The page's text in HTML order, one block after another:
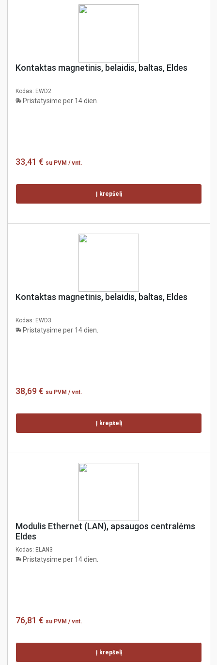
Kontaktas magnetinis, belaidis, baltas, Eldes
Kodas: EWD2
Pristatysime per 14 dien.
33,41 € su PVM / vnt.
Į krepšelį
Kontaktas magnetinis, belaidis, baltas, Eldes
Kodas: EWD3
Pristatysime per 14 dien.
38,69 € su PVM / vnt.
Į krepšelį
Modulis Ethernet (LAN), apsaugos centralėms
Eldes
Kodas: ELAN3
Pristatysime per 14 dien.
76,81 € su PVM / vnt.
Į krepšelį